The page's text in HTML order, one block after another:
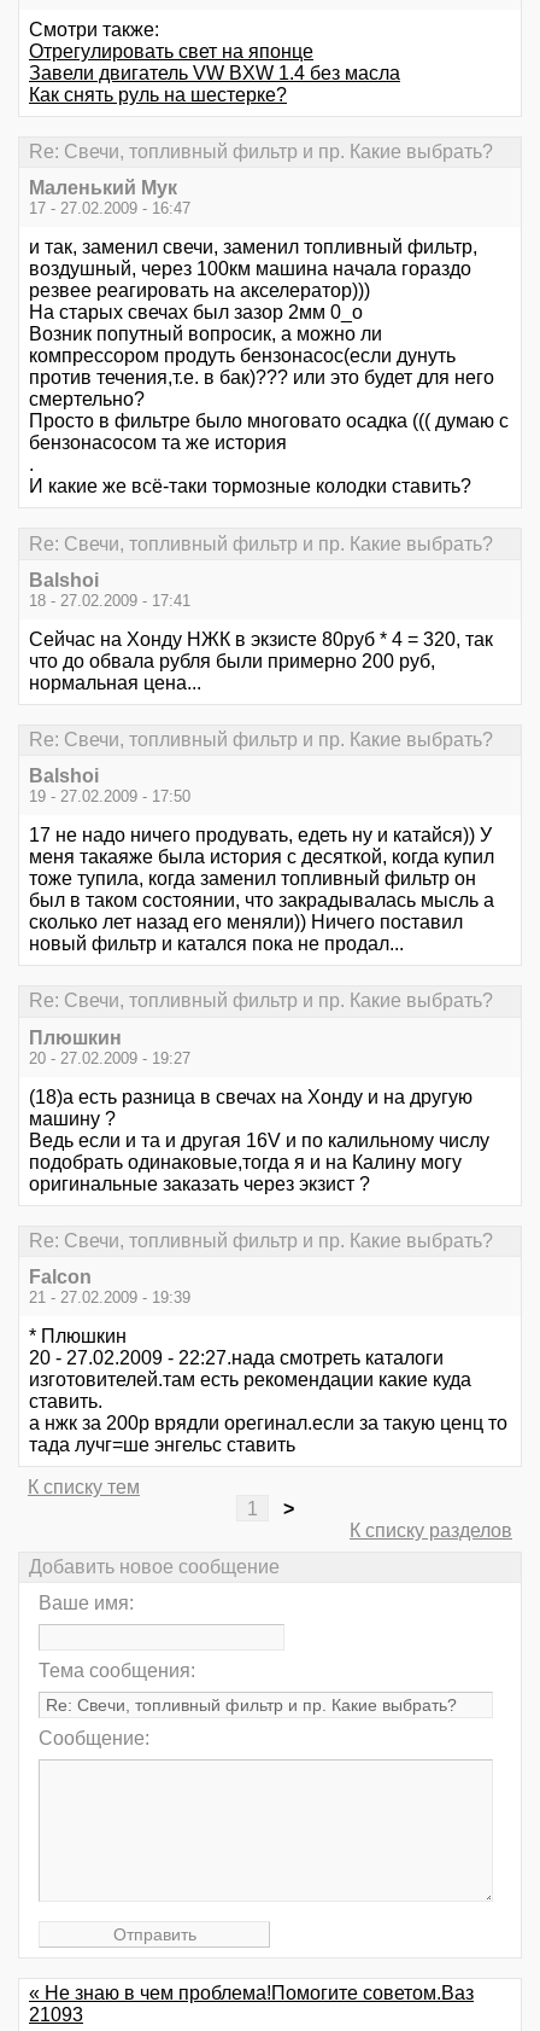
Смотри также:
Отрегулировать свет на японце
Завели двигатель VW BXW 1.4 без масла
Как снять руль на шестерке?
Re: Свечи, топливный фильтр и пр. Какие выбрать?
Маленький Мук
17 - 27.02.2009 - 16:47
и так, заменил свечи, заменил топливный фильтр,
воздушный, через 100км машина начала гораздо
резвее реагировать на акселератор)))
На старых свечах был зазор 2мм 0_о
Возник попутный вопросик, а можно ли
компрессором продуть бензонасос(если дунуть
против течения,т.е. в бак)??? или это будет для него
смертельно?
Просто в фильтре было многовато осадка ((( думаю с
бензонасосом та же история
.
И какие же всё-таки тормозные колодки ставить?
Re: Свечи, топливный фильтр и пр. Какие выбрать?
Balshoi
18 - 27.02.2009 - 17:41
Сейчас на Хонду НЖК в экзисте 80руб * 4 = 320, так
что до обвала рубля были примерно 200 руб,
нормальная цена...
Re: Свечи, топливный фильтр и пр. Какие выбрать?
Balshoi
19 - 27.02.2009 - 17:50
17 не надо ничего продувать, едеть ну и катайся)) У
меня такаяже была история с десяткой, когда купил
тоже тупила, когда заменил топливный фильтр он
был в таком состоянии, что закрадывалась мысль а
сколько лет назад его меняли)) Ничего поставил
новый фильтр и катался пока не продал...
Re: Свечи, топливный фильтр и пр. Какие выбрать?
Плюшкин
20 - 27.02.2009 - 19:27
(18)а есть разница в свечах на Хонду и на другую
машину ?
Ведь если и та и другая 16V и по калильному числу
подобрать одинаковые,тогда я и на Калину могу
оригинальные заказать через экзист ?
Re: Свечи, топливный фильтр и пр. Какие выбрать?
Falcon
21 - 27.02.2009 - 19:39
* Плюшкин
20 - 27.02.2009 - 22:27.нада смотреть каталоги
изготовителей.там есть рекомендации какие куда
ставить.
а нжк за 200р врядли орегинал.если за такую ценц то
тада лучг=ше энгельс ставить
К списку тем
1
>
К списку разделов
Добавить новое сообщение
Ваше имя:
Тема сообщения:
Сообщение:
« Не знаю в чем проблема!Помогите советом.Ваз
21093